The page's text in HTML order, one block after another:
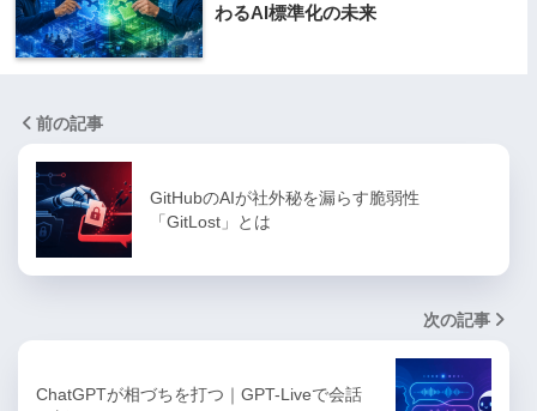
わるAI標準化の未来
前の記事
GitHubのAIが社外秘を漏らす脆弱性
「GitLost」とは
次の記事
ChatGPTが相づちを打つ｜GPT-Liveで会話